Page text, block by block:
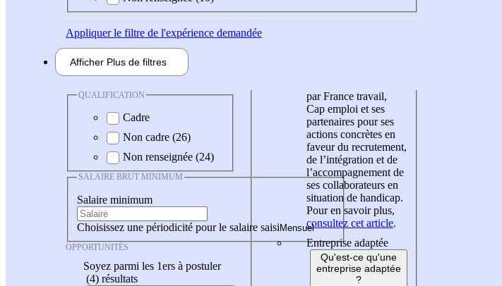
Appliquerle filtre de l'expérience demandée
Afficher Plus de filtres
QUALIFICATION
Cadre
Non cadre (26)
Non renseignée (24)
SALAIRE BRUT MINIMUM
Salaire minimum
Choisissez une périodicité pour le salaire saisi
OPPORTUNITÉS
Soyez parmi les 1ers à postuler
(4) résultats
par France travail,
Cap emploi et ses
partenaires pour ses
actions concrètes en
faveur du recrutement,
de l’intégration et de
l’accompagnement de
ses collaborateurs en
situation de handicap.
Pour en savoir plus,
consultez cet article.
Entreprise adaptée
Qu'est-ce qu'une
entreprise adaptée
?